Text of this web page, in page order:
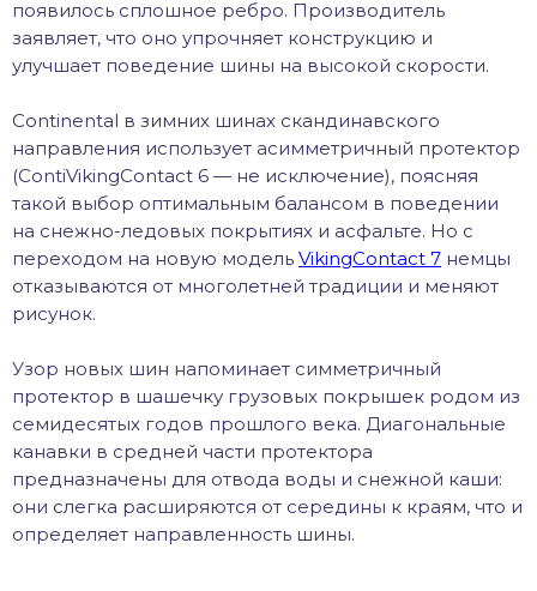
появилось сплошное ребро. Производитель
заявляет, что оно упрочняет конструкцию и
улучшает поведение шины на высокой скорости.
Continental в зимних шинах скандинавского
направления использует асимметричный протектор
(ContiVikingContact 6 — не исключение), поясняя
такой выбор оптимальным балансом в поведении
на снежно-ледовых покрытиях и асфальте. Но с
переходом на новую модель VikingContact 7 немцы
отказываются от многолетней традиции и меняют
рисунок.
Узор новых шин напоминает симметричный
протектор в шашечку грузовых покрышек родом из
семидесятых годов прошлого века. Диагональные
канавки в средней части протектора
предназначены для отвода воды и снежной каши:
они слегка расширяются от середины к краям, что и
определяет направленность шины.